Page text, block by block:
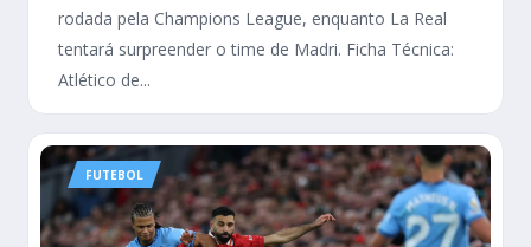
rodada pela Champions League, enquanto La Real
tentará surpreender o time de Madri. Ficha Técnica:
Atlético de...
FUTEBOL